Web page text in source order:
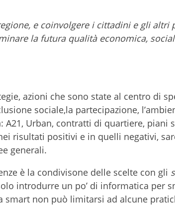
e coinvolgere i cittadini e gli altri
la futura qualità economica,
azioni che sono state al centro di
sociale,la partecipazione,
Urban, contratti di quartiere, piani
risultati positivi e in quelli negativi,
generali.
è la condivisone delle scelte con gli
introdurre un po’ di informatica per
smart non può limitarsi ad alcune